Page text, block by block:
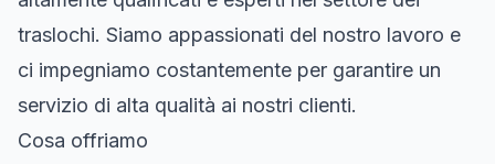
traslochi. Siamo appassionati del nostro lavoro e
ci impegniamo costantemente per garantire un
servizio di alta qualità ai nostri clienti.
Cosa offriamo